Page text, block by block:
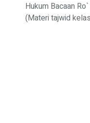
Hukum Bacaan
(Materi tajwid